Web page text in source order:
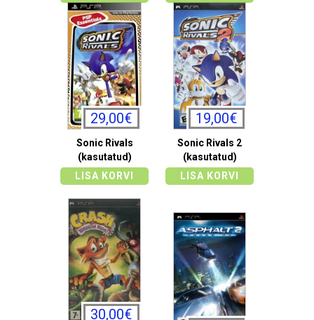
29,00€
Sonic Rivals
(kasutatud)
LISA KORVI
19,00€
Sonic Rivals 2
(kasutatud)
LISA KORVI
30,00€